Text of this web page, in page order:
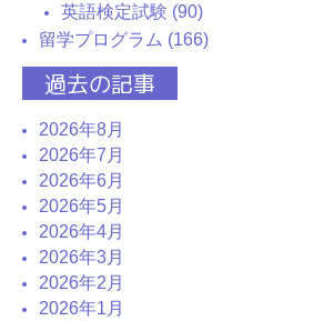
英語検定試験 (90)
留学プログラム (166)
過去の記事
2026年8月
2026年7月
2026年6月
2026年5月
2026年4月
2026年3月
2026年2月
2026年1月